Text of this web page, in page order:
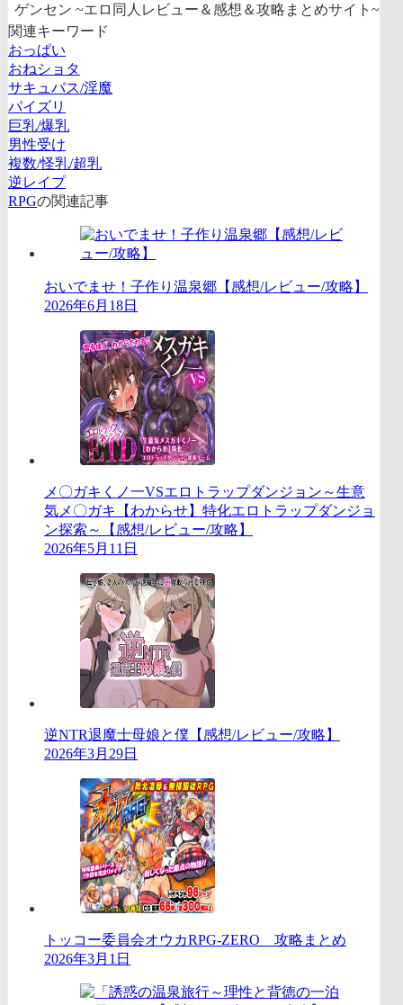
ゲンセン ~エロ同人レビュー＆感想＆攻略まとめサイト~
関連キーワード
おっぱい
おねショタ
サキュバス/淫魔
パイズリ
巨乳/爆乳
男性受け
複数/怪乳/超乳
逆レイプ
RPGの関連記事
おいでませ！子作り温泉郷【感想/レビュー/攻略】
2026年6月18日
メ〇ガキくノ一VSエロトラップダンジョン～生意
気メ〇ガキ【わからせ】特化エロトラップダンジョ
ン探索～【感想/レビュー/攻略】
2026年5月11日
逆NTR退魔士母娘と僕【感想/レビュー/攻略】
2026年3月29日
トッコー委員会オウカRPG-ZERO 攻略まとめ
2026年3月1日